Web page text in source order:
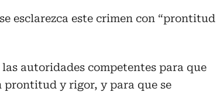
esclarezca este crimen con “prontitud
autoridades competentes para que
prontitud y rigor, y para que se